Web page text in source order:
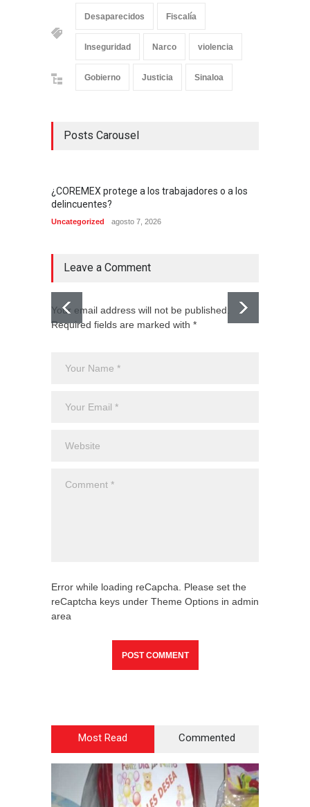
Desaparecidos Fiscalía
Inseguridad Narco violencia
Gobierno Justicia Sinaloa
Posts Carousel
¿COREMEX protege a los trabajadores o a los
delincuentes?
Uncategorized agosto 7, 2026
Leave a Comment
Your email address will not be published.
Required fields are marked with *
Error while loading reCapcha. Please set the
reCaptcha keys under Theme Options in admin
area
Most Read Commented